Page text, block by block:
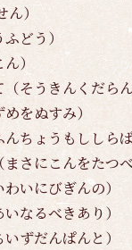
）
どう）
）
そうきんくだら
をぬすみ）
ちょうもししらば
さにこんをたつべ
いにびぎんの）
なるべきあり）
ずだんぱんと）